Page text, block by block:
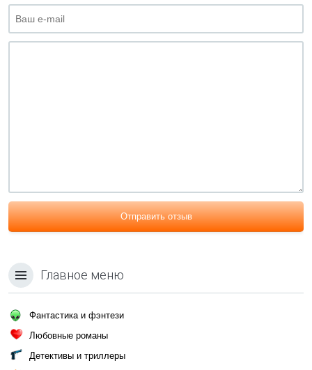
Отправить отзыв
Главное меню
Фантастика и фэнтези
Любовные романы
Детективы и триллеры